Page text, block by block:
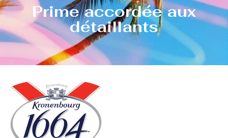
Prime accordée aux
détaillants